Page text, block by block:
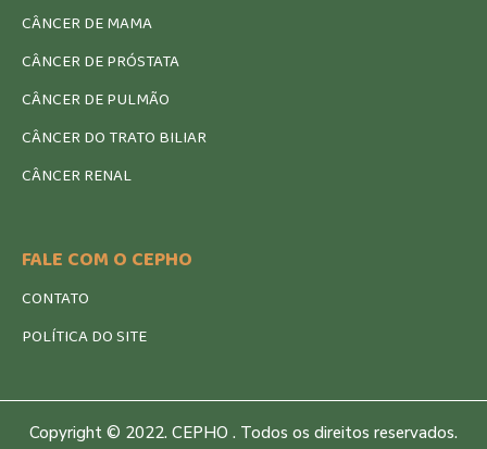
CÂNCER DE MAMA
CÂNCER DE PRÓSTATA
CÂNCER DE PULMÃO
CÂNCER DO TRATO BILIAR
CÂNCER RENAL
FALE COM O CEPHO
CONTATO
POLÍTICA DO SITE
Copyright © 2022. CEPHO . Todos os direitos reservados.